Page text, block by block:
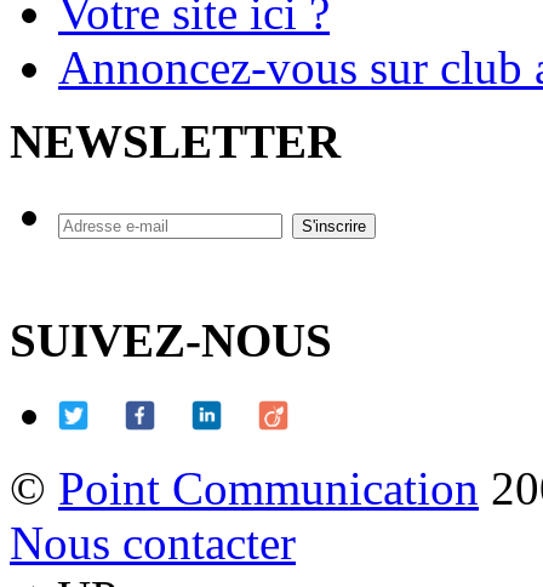
Votre site ici ?
Annoncez-vous sur
NEWSLETTER
SUIVEZ-NOUS
© Point Communication
Nous contacter